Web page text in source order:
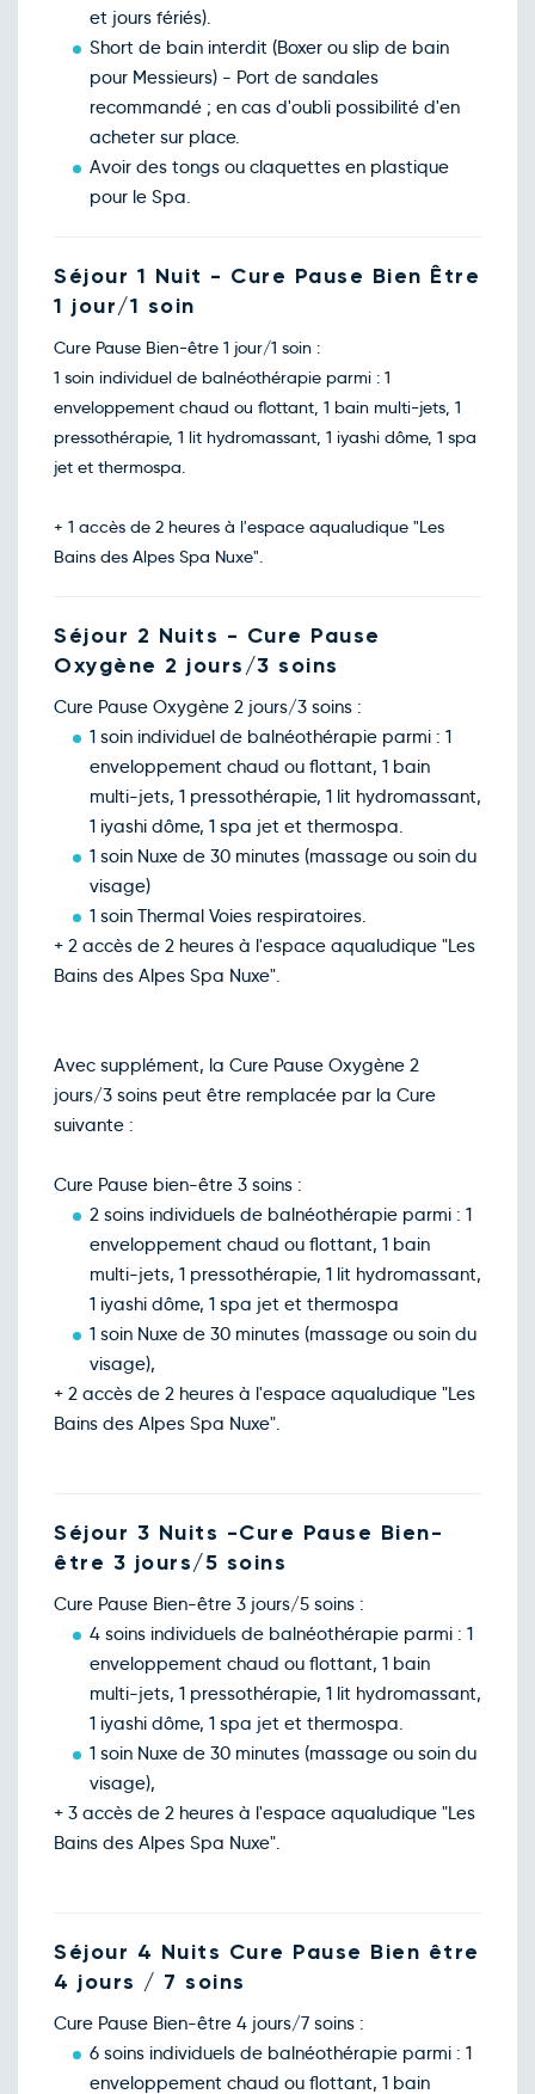
et jours fériés).
Short de bain interdit (Boxer ou slip de bain
pour Messieurs) - Port de sandales
recommandé ; en cas d'oubli possibilité d'en
acheter sur place.
Avoir des tongs ou claquettes en plastique
pour le Spa.
Séjour 1 Nuit - Cure Pause Bien Être
1 jour/1 soin
Cure Pause Bien-être 1 jour/1 soin :
1 soin individuel de balnéothérapie parmi : 1
enveloppement chaud ou flottant, 1 bain multi-jets, 1
pressothérapie, 1 lit hydromassant, 1 iyashi dôme, 1 spa
jet et thermospa.
+ 1 accès de 2 heures à l'espace aqualudique "Les
Bains des Alpes Spa Nuxe".
Séjour 2 Nuits - Cure Pause
Oxygène 2 jours/3 soins
Cure Pause Oxygène 2 jours/3 soins :
1 soin individuel de balnéothérapie parmi : 1
enveloppement chaud ou flottant, 1 bain
multi-jets, 1 pressothérapie, 1 lit hydromassant,
1 iyashi dôme, 1 spa jet et thermospa.
1 soin Nuxe de 30 minutes (massage ou soin du
visage)
1 soin Thermal Voies respiratoires.
+ 2 accès de 2 heures à l'espace aqualudique "Les
Bains des Alpes Spa Nuxe".
Avec supplément, la Cure Pause Oxygène 2
jours/3 soins peut être remplacée par la Cure
suivante :
Cure Pause bien-être 3 soins :
2 soins individuels de balnéothérapie parmi : 1
enveloppement chaud ou flottant, 1 bain
multi-jets, 1 pressothérapie, 1 lit hydromassant,
1 iyashi dôme, 1 spa jet et thermospa
1 soin Nuxe de 30 minutes (massage ou soin du
visage),
+ 2 accès de 2 heures à l'espace aqualudique "Les
Bains des Alpes Spa Nuxe".
Séjour 3 Nuits -Cure Pause Bien-
être 3 jours/5 soins
Cure Pause Bien-être 3 jours/5 soins :
4 soins individuels de balnéothérapie parmi : 1
enveloppement chaud ou flottant, 1 bain
multi-jets, 1 pressothérapie, 1 lit hydromassant,
1 iyashi dôme, 1 spa jet et thermospa.
1 soin Nuxe de 30 minutes (massage ou soin du
visage),
+ 3 accès de 2 heures à l'espace aqualudique "Les
Bains des Alpes Spa Nuxe".
Séjour 4 Nuits Cure Pause Bien être
4 jours / 7 soins
Cure Pause Bien-être 4 jours/7 soins :
6 soins individuels de balnéothérapie parmi : 1
enveloppement chaud ou flottant, 1 bain